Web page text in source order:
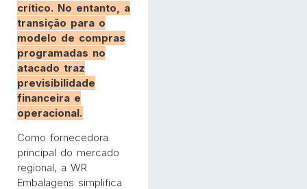
crítico. No entanto, a
transição para o
modelo de compras
programadas no
atacado traz
previsibilidade
financeira e
operacional.
Como fornecedora
principal do mercado
regional, a WR
Embalagens simplifica